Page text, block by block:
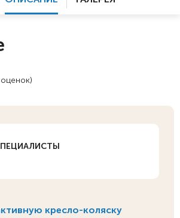
оценок)
кресло-коляску